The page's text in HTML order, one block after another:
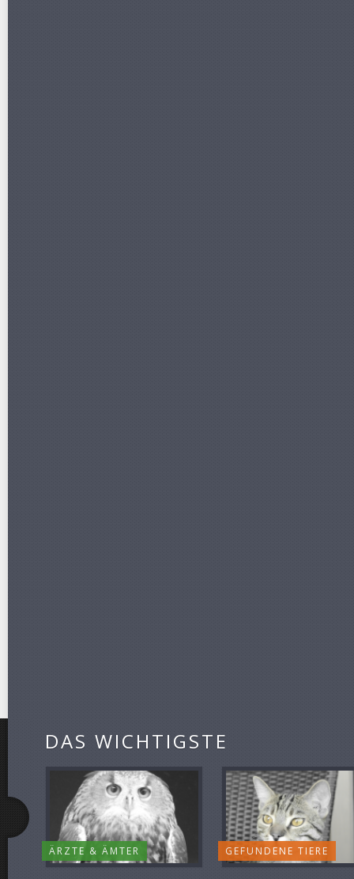
DAS WICHTIGSTE
ÄRZTE & ÄMTER GEFUNDENE TIERE